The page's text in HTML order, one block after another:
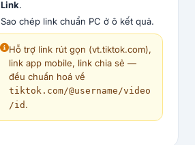
Link.
Sao chép link chuẩn PC ở ô kết quả.
Hỗ trợ link rút gọn (vt.tiktok.com),
link app mobile, link chia sẻ —
đều chuẩn hoá về
tiktok.com/@username/video
/id .